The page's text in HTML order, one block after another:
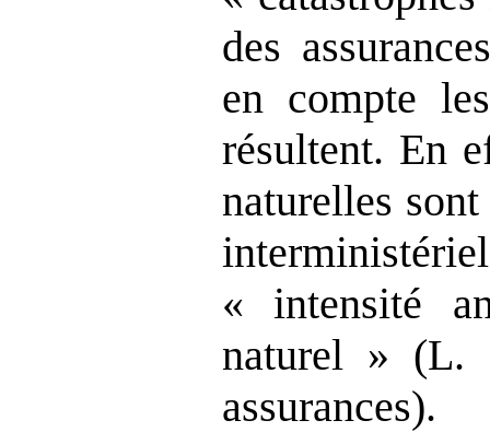
des
en compte
résultent. En
naturelles
« intensité
naturel » (L.
assurances).